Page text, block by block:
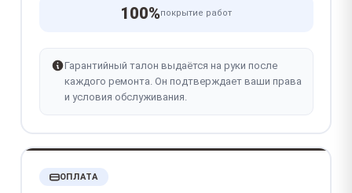
100%покрытие работ
Гарантийный талон выдаётся на руки после
каждого ремонта. Он подтверждает ваши права
и условия обслуживания.
ОПЛАТА